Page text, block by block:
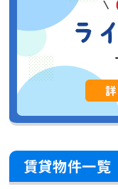
賃貸物件一覧